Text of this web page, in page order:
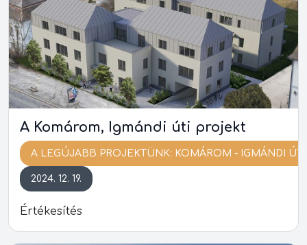
A Komárom, Igmándi úti projekt
A LEGÚJABB PROJEKTÜNK: KOMÁROM - IGMÁNDI ÚT
2024. 12. 19.
Értékesítés